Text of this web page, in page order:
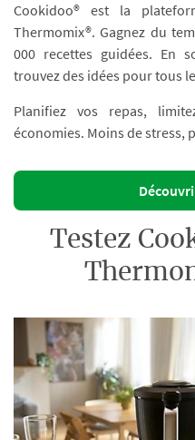
Cookidoo® est la
Thermomix®. Gagnez du
000 recettes guidées. En
trouvez des idées pour tous
Planifiez vos repas,
économies. Moins de stress,
Testez